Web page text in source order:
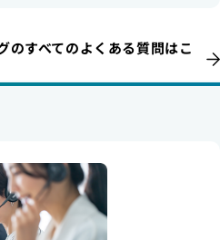
のすべてのよくある質問はこ